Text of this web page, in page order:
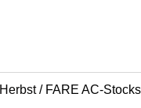
Herbst/ FARE AC-